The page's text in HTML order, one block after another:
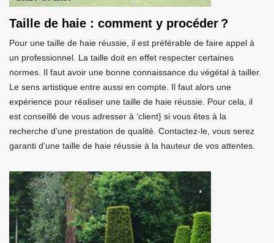
Taille de haie : comment y procéder ?
Pour une taille de haie réussie, il est préférable de faire appel à
un professionnel. La taille doit en effet respecter certaines
normes. Il faut avoir une bonne connaissance du végétal à tailler.
Le sens artistique entre aussi en compte. Il faut alors une
expérience pour réaliser une taille de haie réussie. Pour cela, il
est conseillé de vous adresser à ‘client} si vous êtes à la
recherche d’une prestation de qualité. Contactez-le, vous serez
garanti d’une taille de haie réussie à la hauteur de vos attentes.